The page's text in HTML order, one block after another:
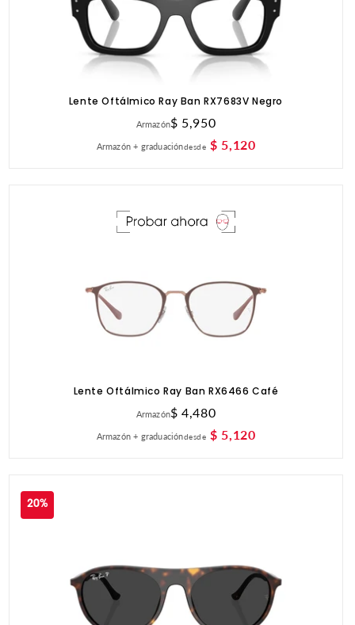
Lente Oftálmico Ray Ban RX7683V Negro
ArmazónPrecio
habitual
$ 5,950
Armazón + graduacióndesde $ 5,120
Lente Oftálmico Ray Ban RX6466 Café
ArmazónPrecio
habitual
$ 4,480
Armazón + graduacióndesde $ 5,120
20%